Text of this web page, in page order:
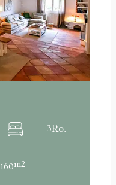
3Ro.
160m2